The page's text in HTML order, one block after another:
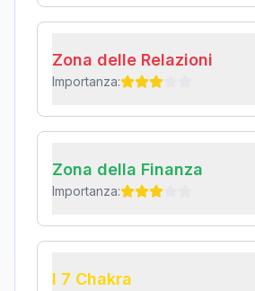
Zona delle Relazioni
Importanza:
Zona della Finanza
Importanza:
I 7 Chakra